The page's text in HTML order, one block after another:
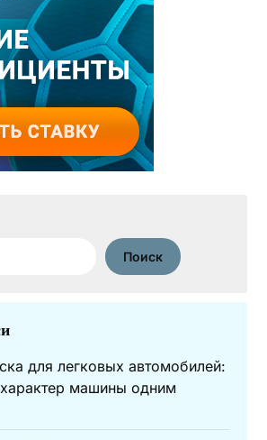
Поиск
для легковых автомобилей:
машины одним